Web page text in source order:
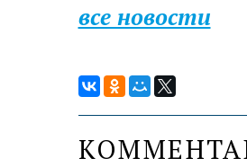
все новости